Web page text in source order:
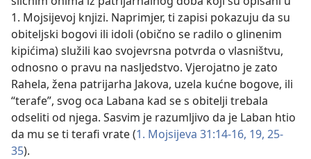
1. Mojsijevoj knjizi. Naprimjer, ti zapisi pokazuju da su
obiteljski bogovi ili idoli (obično se radilo o glinenim
kipićima) služili kao svojevrsna potvrda o vlasništvu,
odnosno o pravu na nasljedstvo. Vjerojatno je zato
Rahela, žena patrijarha Jakova, uzela kućne bogove, ili
“terafe”, svog oca Labana kad se s obitelji trebala
odseliti od njega. Sasvim je razumljivo da je Laban htio
da mu se ti terafi vrate (1. Mojsijeva 31:14-16, 19, 25-
35).